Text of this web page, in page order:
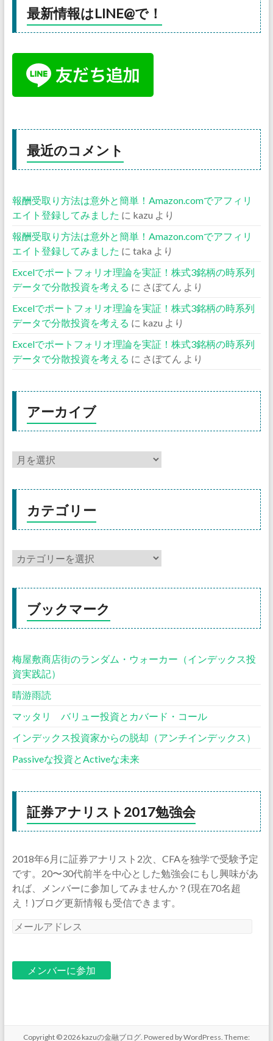
最新情報はLINE@で！
最近のコメント
報酬受取り方法は意外と簡単！Amazon.comでアフィリ
エイト登録してみました に kazu より
報酬受取り方法は意外と簡単！Amazon.comでアフィリ
エイト登録してみました に taka より
Excelでポートフォリオ理論を実証！株式3銘柄の時系列
データで分散投資を考える に さぼてん より
Excelでポートフォリオ理論を実証！株式3銘柄の時系列
データで分散投資を考える に kazu より
Excelでポートフォリオ理論を実証！株式3銘柄の時系列
データで分散投資を考える に さぼてん より
アーカイブ
カテゴリー
ブックマーク
梅屋敷商店街のランダム・ウォーカー（インデックス投
資実践記）
晴游雨読
マッタリ バリュー投資とカバード・コール
インデックス投資家からの脱却（アンチインデックス）
Passiveな投資とActiveな未来
証券アナリスト2017勉強会
2018年6月に証券アナリスト2次、CFAを独学で受験予定
です。20〜30代前半を中心とした勉強会にもし興味があ
れば、メンバーに参加してみませんか？(現在70名超
え！)ブログ更新情報も受信できます。
メ
Copyright © 2026 kazuの金融ブログ. Powered byWordPress. Theme: